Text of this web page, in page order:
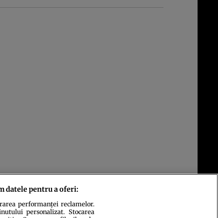
datele pentru a oferi:
performanței reclamelor.
personalizat. Stocarea